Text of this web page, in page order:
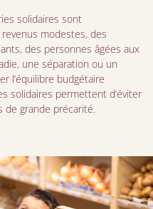
solidaires sont
modestes, des
des personnes âgées aux
une séparation ou un
l’équilibre budgétaire
solidaires permettent d’éviter
de grande précarité.